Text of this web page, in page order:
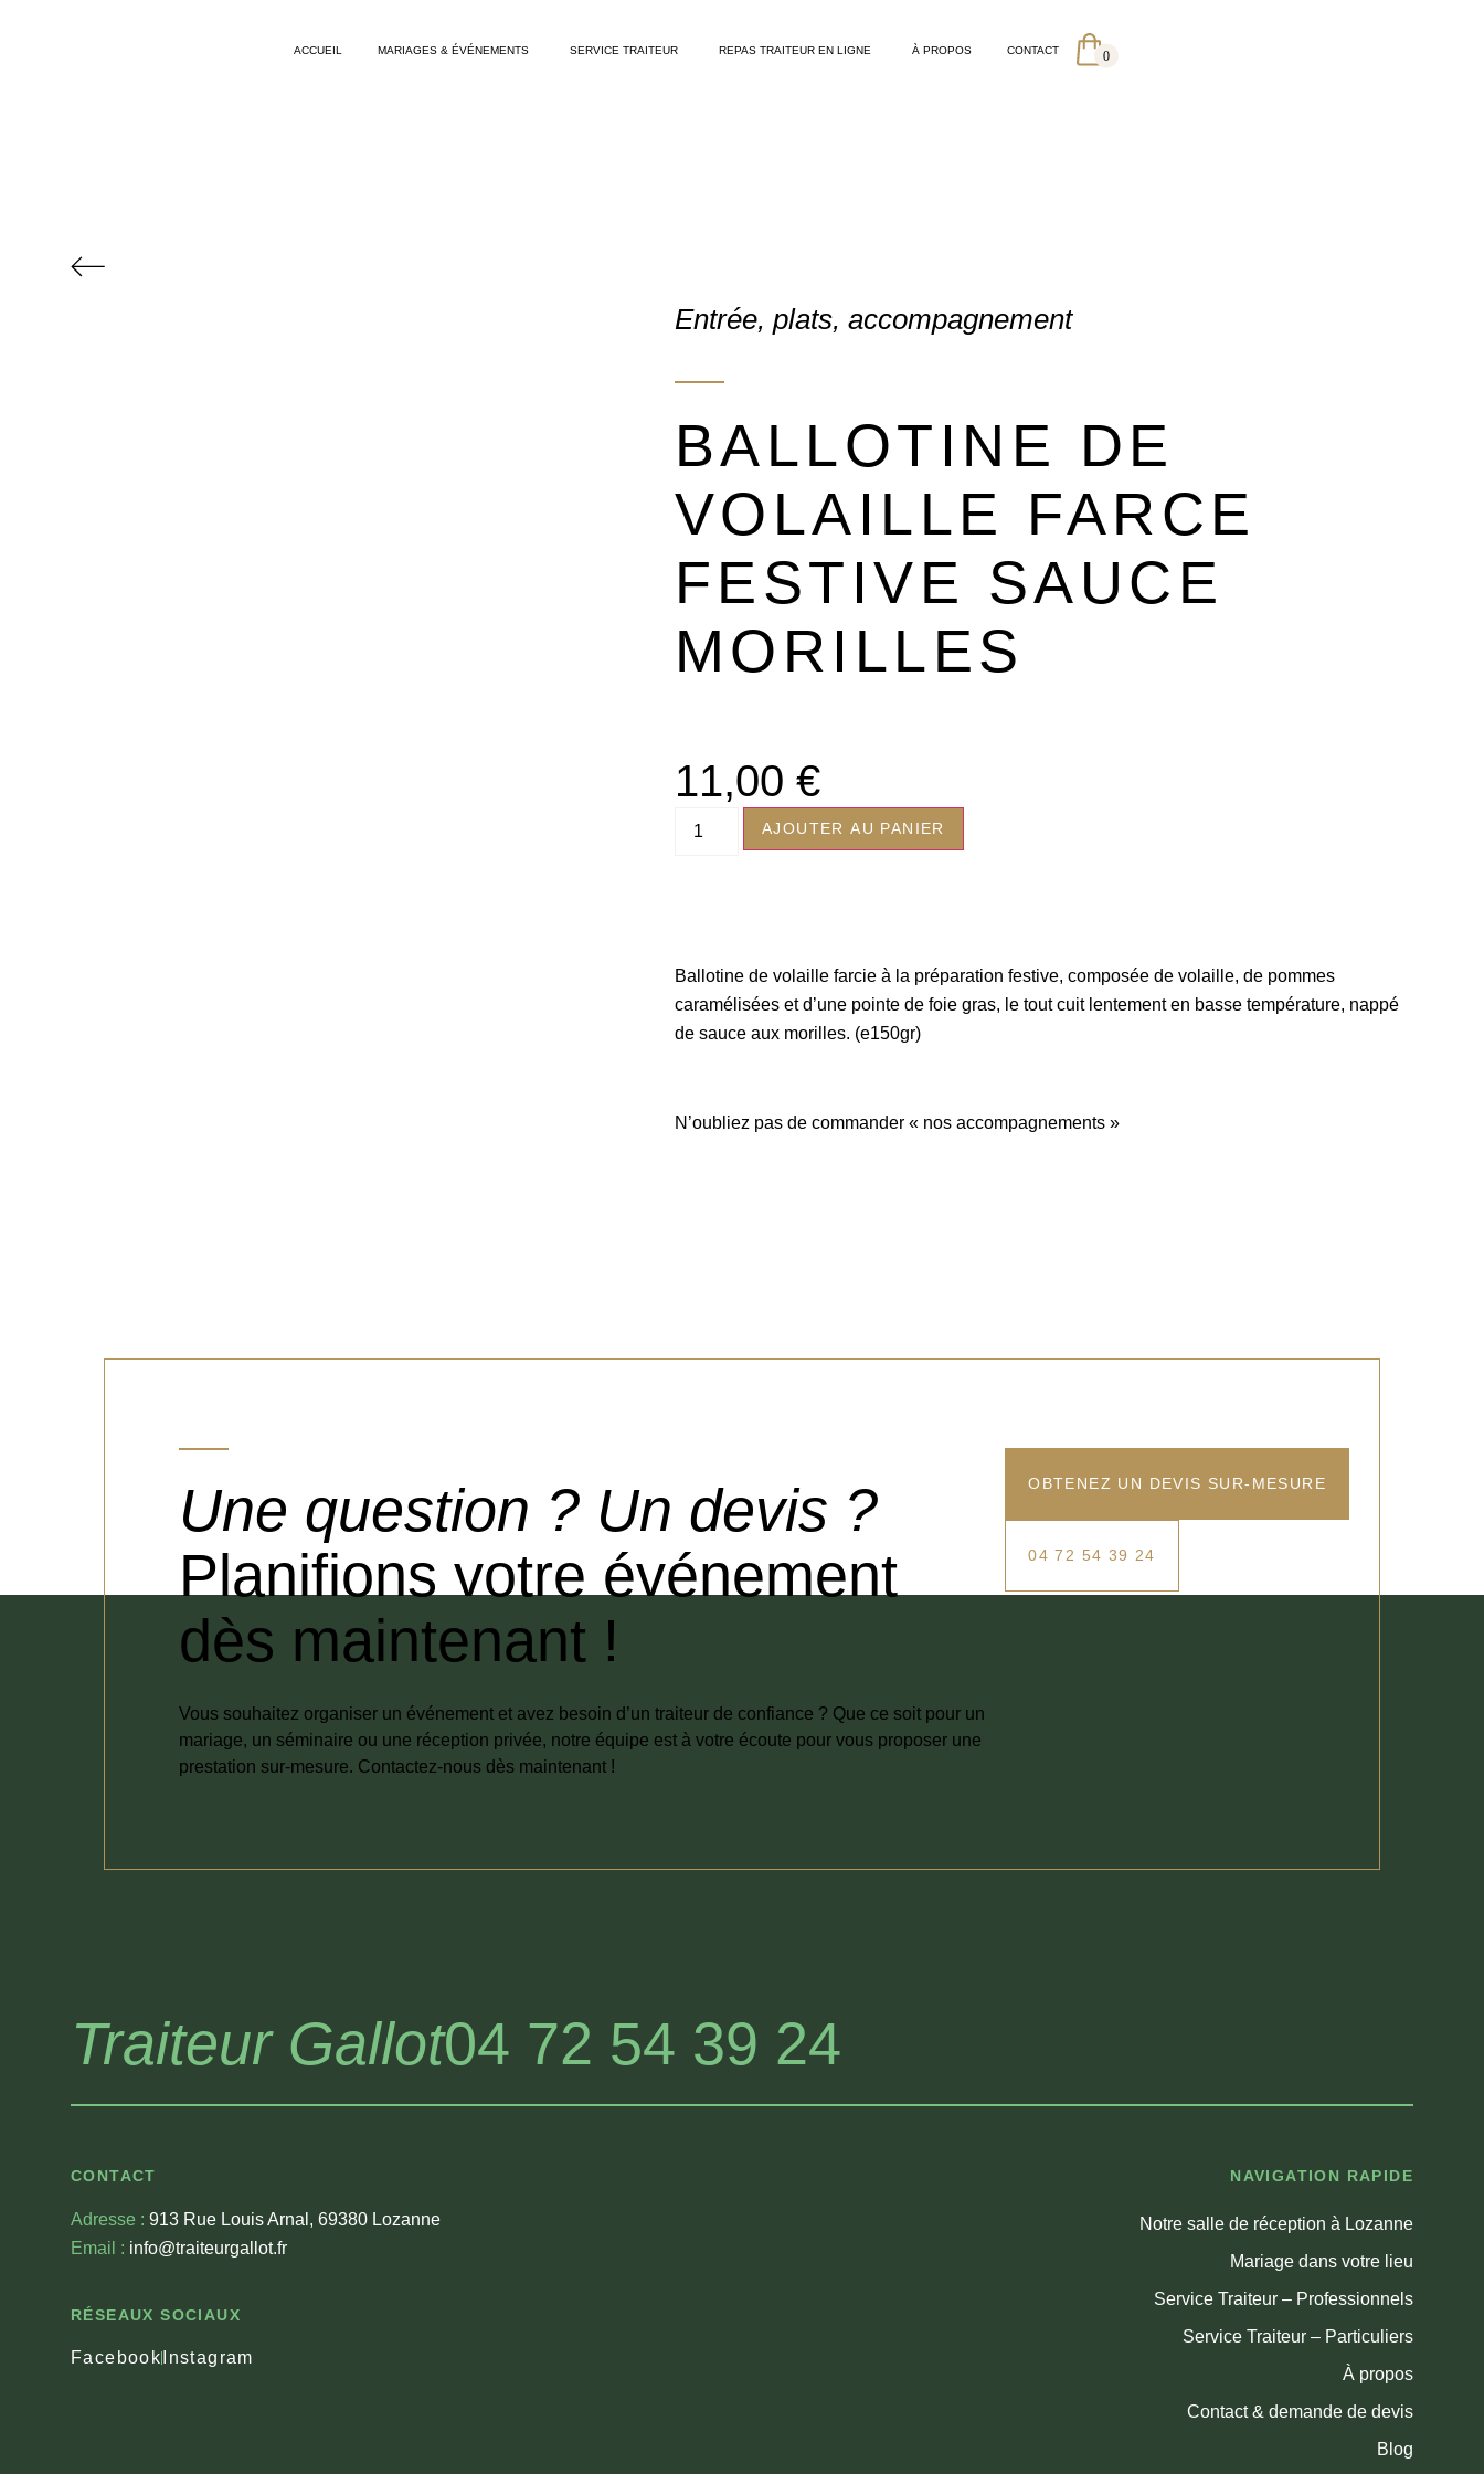
ACCUEIL MARIAGES & ÉVÉNEMENTS SERVICE TRAITEUR REPAS TRAITEUR EN LIGNE À PROPOS CONTACT 0
Entrée, plats, accompagnement
BALLOTINE DE
VOLAILLE FARCE
FESTIVE SAUCE
MORILLES
11,00 €
AJOUTER AU PANIER
Ballotine de volaille farcie à la préparation festive, composée de volaille, de pommes
caramélisées et d’une pointe de foie gras, le tout cuit lentement en basse température, nappé
de sauce aux morilles. (e150gr)
N’oubliez pas de commander « nos accompagnements »
Une question ? Un devis ?
Planifions votre événement
dès maintenant !
Vous souhaitez organiser un événement et avez besoin d’un traiteur de confiance ? Que ce soit pour un
mariage, un séminaire ou une réception privée, notre équipe est à votre écoute pour vous proposer une
prestation sur-mesure. Contactez-nous dès maintenant !
OBTENEZ UN DEVIS SUR-MESURE
04 72 54 39 24
Traiteur Gallot04 72 54 39 24
CONTACT
Adresse : 913 Rue Louis Arnal, 69380 Lozanne
Email : info@traiteurgallot.fr
RÉSEAUX SOCIAUX
Facebook Instagram
NAVIGATION RAPIDE
Notre salle de réception à Lozanne
Mariage dans votre lieu
Service Traiteur – Professionnels
Service Traiteur – Particuliers
À propos
Contact & demande de devis
Blog